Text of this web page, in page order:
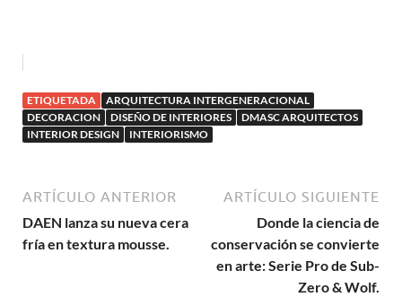
ETIQUETADA
ARQUITECTURA INTERGENERACIONAL
DECORACION
DISEÑO DE INTERIORES
DMASC ARQUITECTOS
INTERIOR DESIGN
INTERIORISMO
ARTÍCULO ANTERIOR
DAEN lanza su nueva cera
fría en textura mousse.
ARTÍCULO SIGUIENTE
Donde la ciencia de
conservación se convierte
en arte: Serie Pro de Sub-
Zero & Wolf.